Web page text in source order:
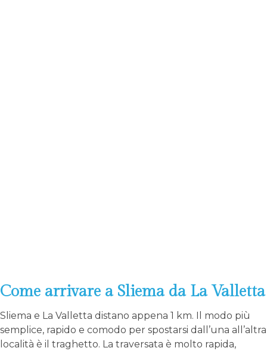
Come arrivare a Sliema da La Valletta
Sliema e La Valletta distano appena 1 km. Il modo più
semplice, rapido e comodo per spostarsi dall’una all’altra
località è il traghetto. La traversata è molto rapida,